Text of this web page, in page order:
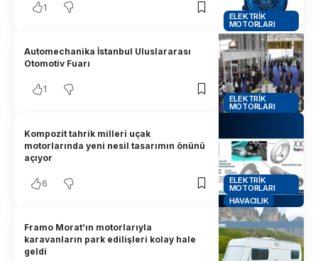
ELEKTRIK
MOTORLARI
1
ELEKTRIK
MOTORLARI
Automechanika İstanbul Uluslararası
Otomotiv Fuarı
1
ELEKTRIK
MOTORLARI
HAVACILIK
Kompozit tahrik milleri uçak
motorlarında yeni nesil tasarımın önünü
açıyor
6
Framo Morat’ın motorlarıyla
karavanların park edilişleri kolay hale
geldi